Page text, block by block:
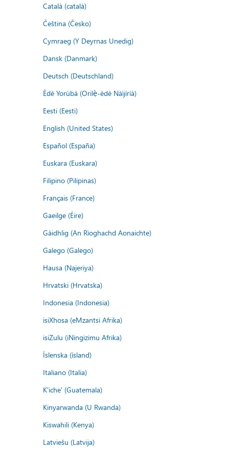
Català (català)
Čeština (Česko)
Cymraeg (Y Deyrnas Unedig)
Dansk (Danmark)
Deutsch (Deutschland)
Èdè Yorùbá (Orilẹ̀-èdè Nàìjíríà)
Eesti (Eesti)
English (United States)
Español (España)
Euskara (Euskara)
Filipino (Pilipinas)
Français (France)
Gaeilge (Éire)
Gàidhlig (An Rìoghachd Aonaichte)
Galego (Galego)
Hausa (Najeriya)
Hrvatski (Hrvatska)
Indonesia (Indonesia)
isiXhosa (eMzantsi Afrika)
isiZulu (iNingizimu Afrika)
Íslenska (ísland)
Italiano (Italia)
K'iche' (Guatemala)
Kinyarwanda (U Rwanda)
Kiswahili (Kenya)
Latviešu (Latvija)